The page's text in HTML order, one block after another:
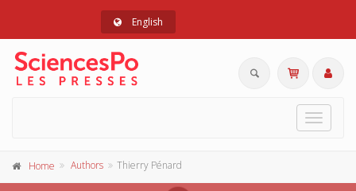
English
Toggle
Home Authors Thierry Pénard